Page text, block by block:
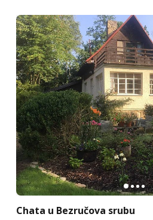
Chata u Bezručova srubu